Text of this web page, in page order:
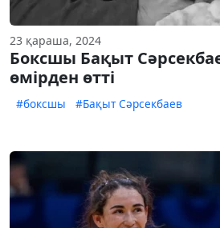
23 қараша, 2024
Боксшы Бақыт
өмірден өтті
#боксшы #Бақыт Сәрсекбаев